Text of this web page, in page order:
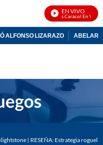
EN VIVO
Noticias Caracol En Vivo
ALFONSO LIZARAZO
| RESEÑA: Estrategia